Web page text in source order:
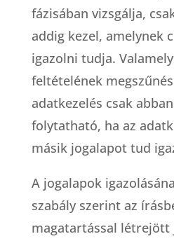
fázisában vizsgálja,
addig kezel, amelynek
igazolni tudja.
feltételének
adatkezelés csak
folytatható, ha az
másik jogalapot tud
A jogalapok
szabály szerint az
magatartással létrejött